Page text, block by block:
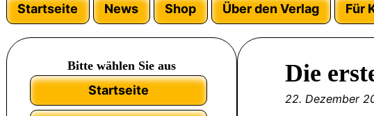
Startseite News Shop Über den Verlag Für
Bitte wählen Sie aus
Startseite
Die
22. Dezember